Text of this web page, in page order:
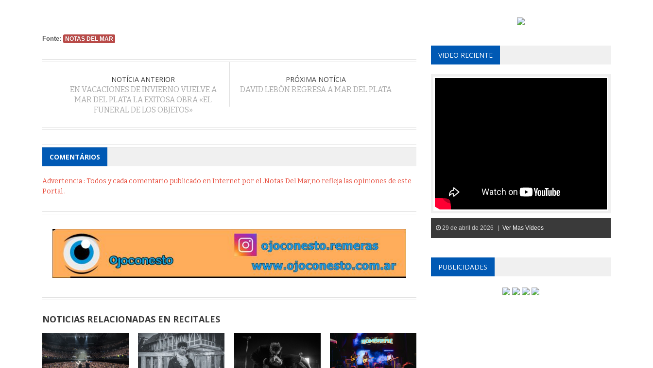
Fonte: NOTAS DEL MAR
NOTÍCIA ANTERIOR
EN VACACIONES DE INVIERNO VUELVE A
MAR DEL PLATA LA EXITOSA OBRA «EL
FUNERAL DE LOS OBJETOS»
PRÓXIMA NOTÍCIA
DAVID LEBÓN REGRESA A MAR DEL PLATA
COMENTÁRIOS
Advertencia : Todos y cada comentario publicado en Internet por el .Notas Del Mar,no refleja las opiniones de este
Portal .
NOTICIAS RELACIONADAS EN RECITALES
VIDEO RECIENTE
29 de abril de 2026 | Ver Mas Vídeos
PUBLICIDADES